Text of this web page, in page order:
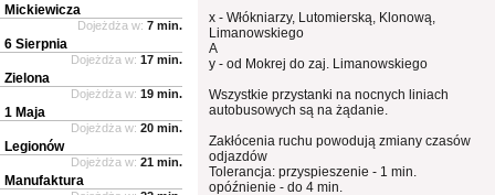
x - Włókniarzy, Lutomierską, Klonową,
Limanowskiego
A
y - od Mokrej do zaj. Limanowskiego
Wszystkie przystanki na nocnych liniach
autobusowych są na żądanie.
Zakłócenia ruchu powodują zmiany czasów
odjazdów
Tolerancja: przyspieszenie - 1 min.
opóźnienie - do 4 min.
Mickiewicza
Dojeżdża w: 7 min.
6 Sierpnia
Dojeżdża w: 17 min.
Zielona
Dojeżdża w: 19 min.
1 Maja
Dojeżdża w: 20 min.
Legionów
Dojeżdża w: 21 min.
Manufaktura